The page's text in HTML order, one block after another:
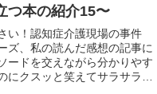
つ本の紹介15〜
い！認知症介護現場の事件
ズ、私の読んだ感想の記事に
ードを交えながら分かりやす
にクスッと笑えてサラサラ読